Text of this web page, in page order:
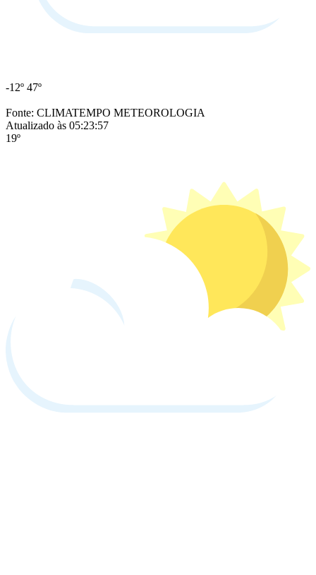
-12º 47º
Fonte: CLIMATEMPO METEOROLOGIA
Atualizado às 05:23:57
19º